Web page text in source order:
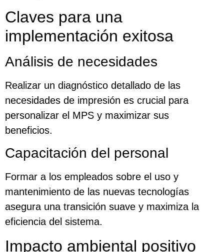
Claves para una
implementación exitosa
Análisis de necesidades
Realizar un diagnóstico detallado de las
necesidades de impresión es crucial para
personalizar el MPS y maximizar sus
beneficios.
Capacitación del personal
Formar a los empleados sobre el uso y
mantenimiento de las nuevas tecnologías
asegura una transición suave y maximiza la
eficiencia del sistema.
Impacto ambiental positivo